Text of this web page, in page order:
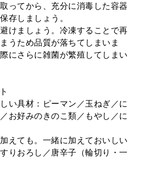
ってから、充分に消毒した容器
存しましょう。
けましょう。冷凍することで再
うため品質が落ちてしまいま
にさらに雑菌が繁殖してしまい
い具材：ピーマン／玉ねぎ／に
お好みのきのこ類／もやし／に
えても。一緒に加えておいしい
りおろし／唐辛子（輪切り・一